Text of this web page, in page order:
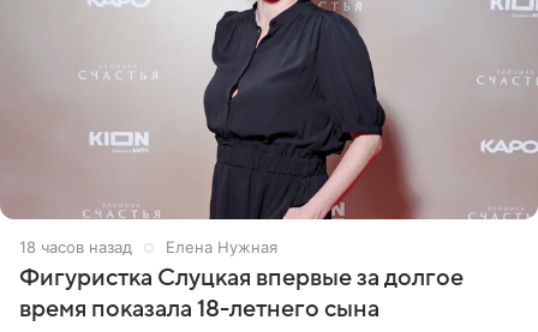
18 часов назад Елена Нужная
Фигуристка Слуцкая впервые за долгое
время показала 18-летнего сына